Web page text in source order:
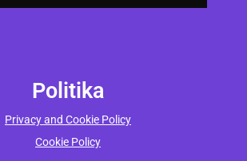
Politika
Privacy and Cookie Policy
Cookie Policy